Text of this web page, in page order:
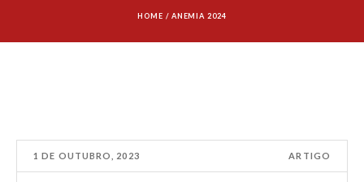
HOME / ANEMIA 2024
1 DE OUTUBRO, 2023 ARTIGO